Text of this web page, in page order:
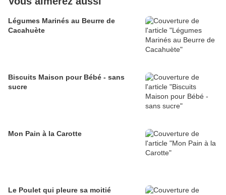
Légumes Marinés au Beurre de
Cacahuète
Biscuits Maison pour Bébé - sans
sucre
Mon Pain à la Carotte
Le Poulet qui pleure sa moitié